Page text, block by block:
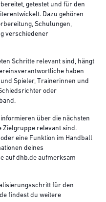
getestet und für den
Dazu gehören
Schulungen,
verschiedener
Schritte relevant sind, hängt
haben
Spieler, Trainerinnen und
oder
über die nächsten
Zielgruppe relevant sind.
eine Funktion im Handball
deines
auf dhb.de aufmerksam
für den
findest du weitere